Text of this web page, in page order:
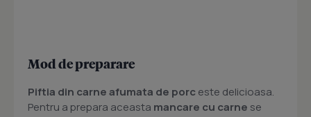
Mod de preparare
Piftia din carne afumata de porc este delicioasa.
Pentru a prepara aceasta mancare cu carne se